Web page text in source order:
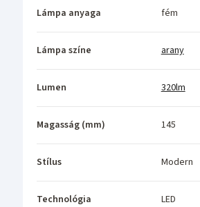
Lámpa anyaga fém
Lámpa színe arany
Lumen 320lm
Magasság (mm) 145
Stílus Modern
Technológia LED